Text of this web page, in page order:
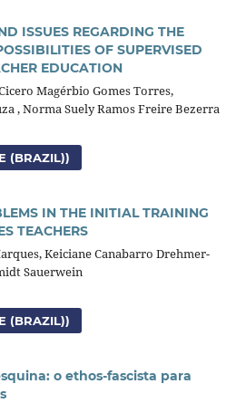
ISSUES REGARDING THE
OF SUPERVISED
EDUCATION
Magérbio Gomes Torres,
, Norma Suely Ramos Freire Bezerra
(BRAZIL))
IN THE INITIAL TRAINING
TEACHERS
Keiciane Canabarro Drehmer-
Sauerwein
(BRAZIL))
o ethos-fascista para